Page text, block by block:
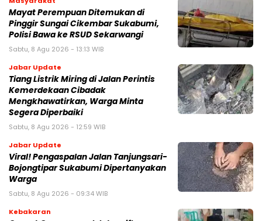
‎Mayat Perempuan Ditemukan di
Pinggir Sungai Cikembar Sukabumi,
Polisi Bawa ke RSUD Sekarwangi‎
Sabtu, 8 Agu 2026 - 13:13 WIB
Jabar Update
Tiang Listrik Miring di Jalan Perintis
Kemerdekaan Cibadak
Mengkhawatirkan, Warga Minta
Segera Diperbaiki
Sabtu, 8 Agu 2026 - 12:59 WIB
Jabar Update
Viral! Pengaspalan Jalan Tanjungsari-
Bojongtipar Sukabumi Dipertanyakan
Warga
Sabtu, 8 Agu 2026 - 09:34 WIB
Kebakaran